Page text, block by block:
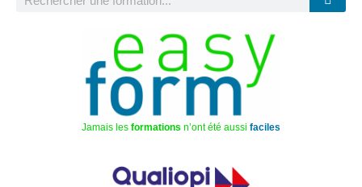
Jamais les formations n’ont été aussi faciles